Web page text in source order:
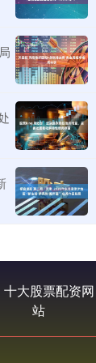
十大股票配资网
站